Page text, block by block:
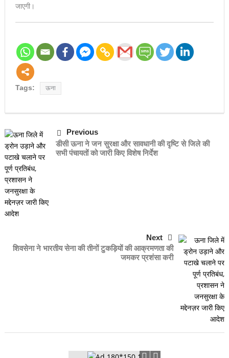
जाएगी।
Tags: ऊना
Previous
डीसी ऊना ने जन सुरक्षा और सावधानी की दृष्टि से जिले की
सभी पंचायतों को जारी किए विशेष निर्देश
Next
शिवसेना ने भारतीय सेना की तीनों टुकड़ियों की आक्रमणता की
जमकर प्रशंसा करी